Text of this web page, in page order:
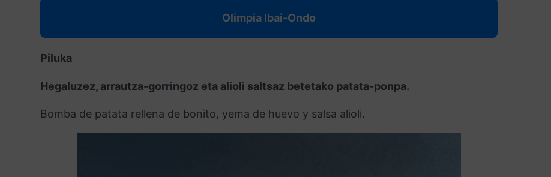
Olimpia Ibai-Ondo
Piluka
Hegaluzez, arrautza-gorringoz eta alioli saltsaz betetako patata-ponpa.
Bomba de patata rellena de bonito, yema de huevo y salsa alioli.